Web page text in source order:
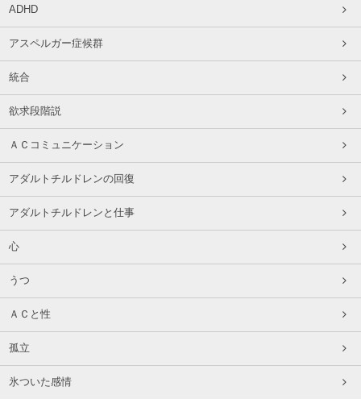
ADHD
アスペルガー症候群
統合
欲求段階説
ＡＣコミュニケーション
アダルトチルドレンの回復
アダルトチルドレンと仕事
心
うつ
ＡＣと性
孤立
氷ついた感情